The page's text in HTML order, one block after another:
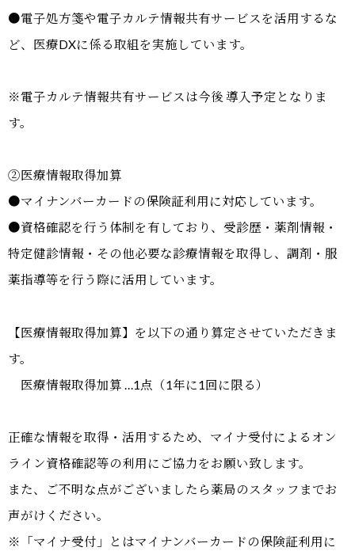
●電子処方箋や電子カルテ情報共有サービスを活用するな
ど、医療DXに係る取組を実施しています。
※電子カルテ情報共有サービスは今後 導入予定となりま
す。
②医療情報取得加算
●マイナンバーカードの保険証利用に対応しています。
●資格確認を行う体制を有しており、受診歴・薬剤情報・
特定健診情報・その他必要な診療情報を取得し、調剤・服
薬指導等を行う際に活用しています。
【医療情報取得加算】を以下の通り算定させていただきま
す。
医療情報取得加算 …1点（1年に1回に限る）
正確な情報を取得・活用するため、マイナ受付によるオン
ライン資格確認等の利用にご協力をお願い致します。
また、ご不明な点がございましたら薬局のスタッフまでお
声がけください。
※「マイナ受付」とはマイナンバーカードの保険証利用に